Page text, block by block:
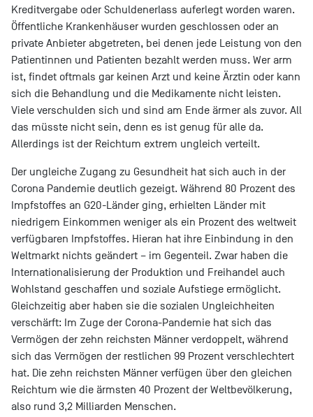
Kreditvergabe oder Schuldenerlass auferlegt worden waren.
Öffentliche Krankenhäuser wurden geschlossen oder an
private Anbieter abgetreten, bei denen jede Leistung von den
Patientinnen und Patienten bezahlt werden muss. Wer arm
ist, findet oftmals gar keinen Arzt und keine Ärztin oder kann
sich die Behandlung und die Medikamente nicht leisten.
Viele verschulden sich und sind am Ende ärmer als zuvor. All
das müsste nicht sein, denn es ist genug für alle da.
Allerdings ist der Reichtum extrem ungleich verteilt.
Der ungleiche Zugang zu Gesundheit hat sich auch in der
Corona Pandemie deutlich gezeigt. Während 80 Prozent des
Impfstoffes an G20-Länder ging, erhielten Länder mit
niedrigem Einkommen weniger als ein Prozent des weltweit
verfügbaren Impfstoffes. Hieran hat ihre Einbindung in den
Weltmarkt nichts geändert – im Gegenteil. Zwar haben die
Internationalisierung der Produktion und Freihandel auch
Wohlstand geschaffen und soziale Aufstiege ermöglicht.
Gleichzeitig aber haben sie die sozialen Ungleichheiten
verschärft: Im Zuge der Corona-Pandemie hat sich das
Vermögen der zehn reichsten Männer verdoppelt, während
sich das Vermögen der restlichen 99 Prozent verschlechtert
hat. Die zehn reichsten Männer verfügen über den gleichen
Reichtum wie die ärmsten 40 Prozent der Weltbevölkerung,
also rund 3,2 Milliarden Menschen.